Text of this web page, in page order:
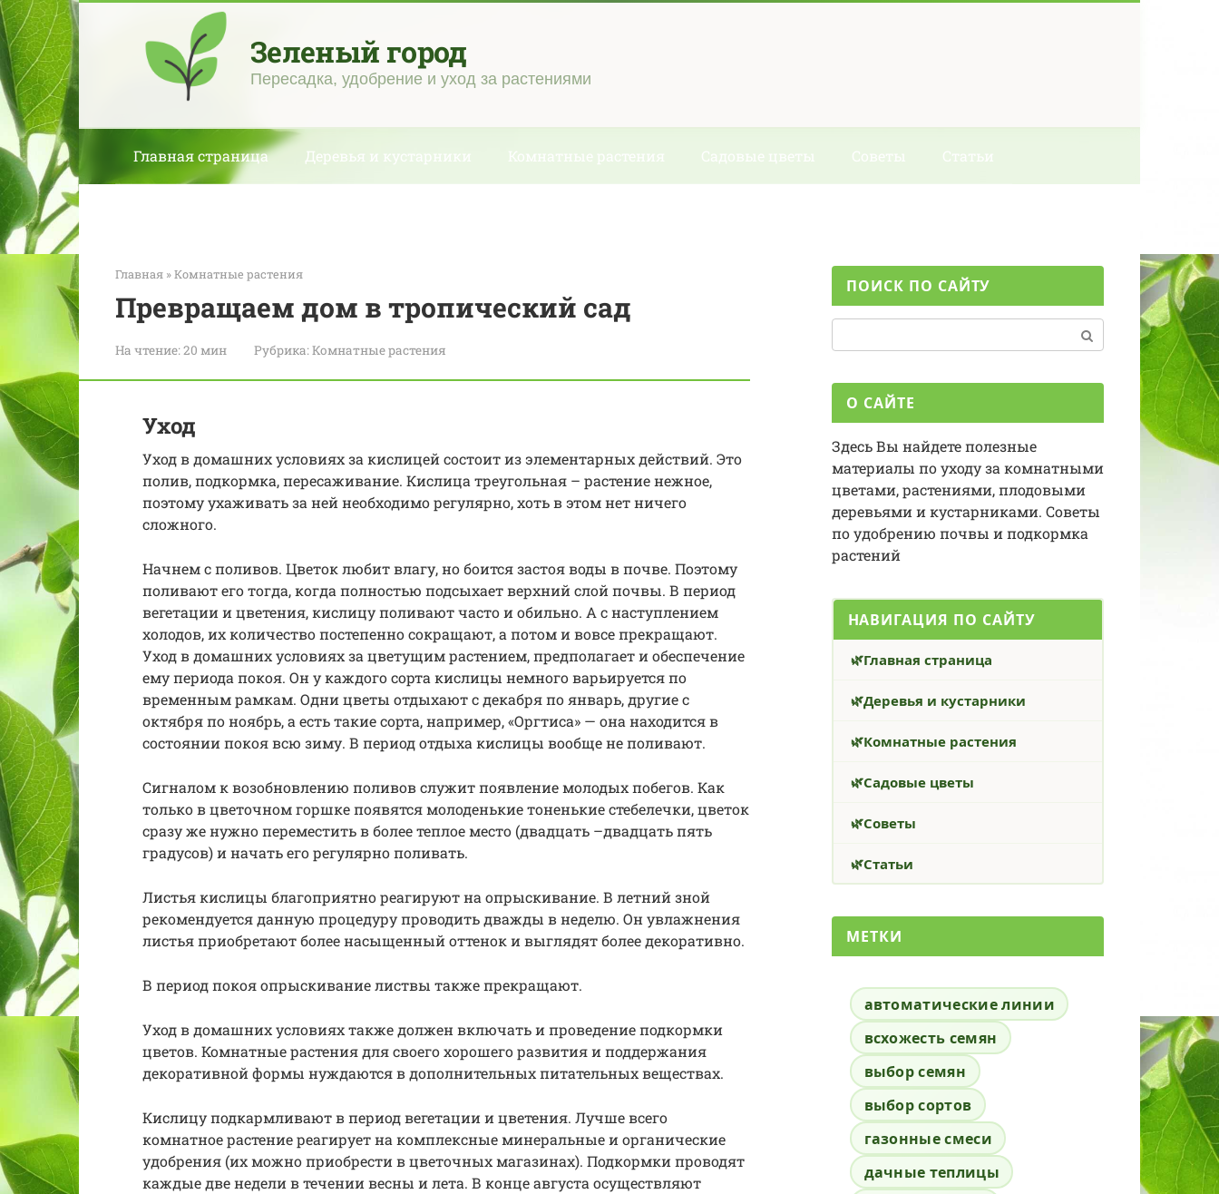
Перейти
к
контенту
Зеленый город
Пересадка, удобрение и уход за растениями
Главная страница Деревья и кустарники Комнатные растения Садовые цветы Советы Статьи
Главная »Комнатные растения
Превращаем дом в тропический сад
На чтение:20 мин Рубрика:Комнатные растения
Уход
Уход в домашних условиях за кислицей состоит из элементарных действий. Это
полив, подкормка, пересаживание. Кислица треугольная – растение нежное,
поэтому ухаживать за ней необходимо регулярно, хоть в этом нет ничего
сложного.
Начнем с поливов. Цветок любит влагу, но боится застоя воды в почве. Поэтому
поливают его тогда, когда полностью подсыхает верхний слой почвы. В период
вегетации и цветения, кислицу поливают часто и обильно. А с наступлением
холодов, их количество постепенно сокращают, а потом и вовсе прекращают.
Уход в домашних условиях за цветущим растением, предполагает и обеспечение
ему периода покоя. Он у каждого сорта кислицы немного варьируется по
временным рамкам. Одни цветы отдыхают с декабря по январь, другие с
октября по ноябрь, а есть такие сорта, например, «Оргтиса» — она находится в
состоянии покоя всю зиму. В период отдыха кислицы вообще не поливают.
Сигналом к возобновлению поливов служит появление молодых побегов. Как
только в цветочном горшке появятся молоденькие тоненькие стебелечки, цветок
сразу же нужно переместить в более теплое место (двадцать –двадцать пять
градусов) и начать его регулярно поливать.
Листья кислицы благоприятно реагируют на опрыскивание. В летний зной
рекомендуется данную процедуру проводить дважды в неделю. Он увлажнения
листья приобретают более насыщенный оттенок и выглядят более декоративно.
В период покоя опрыскивание листвы также прекращают.
Уход в домашних условиях также должен включать и проведение подкормки
цветов. Комнатные растения для своего хорошего развития и поддержания
декоративной формы нуждаются в дополнительных питательных веществах.
Кислицу подкармливают в период вегетации и цветения. Лучше всего
комнатное растение реагирует на комплексные минеральные и органические
удобрения (их можно приобрести в цветочных магазинах). Подкормки проводят
каждые две недели в течении весны и лета. В конце августа осуществляют
ПОИСК ПО САЙТУ
О САЙТЕ
Здесь Вы найдете полезные
материалы по уходу за комнатными
цветами, растениями, плодовыми
деревьями и кустарниками. Советы
по удобрению почвы и подкормка
растений
НАВИГАЦИЯ ПО САЙТУ
Главная страница
Деревья и кустарники
Комнатные растения
Садовые цветы
Советы
Статьи
МЕТКИ
автоматические линии
всхожесть семян
выбор семян
выбор сортов
газонные смеси
дачные теплицы